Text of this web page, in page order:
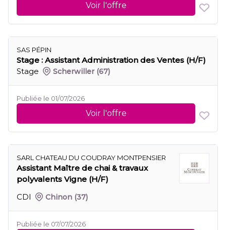
Voir l'offre
SAS PÉPIN
Stage : Assistant Administration des Ventes (H/F)
Stage
Scherwiller (67)
Publiée le 01/07/2026
Voir l'offre
SARL CHATEAU DU COUDRAY MONTPENSIER
Assistant Maître de chai & travaux
polyvalents Vigne (H/F)
CDI
Chinon (37)
Publiée le 07/07/2026